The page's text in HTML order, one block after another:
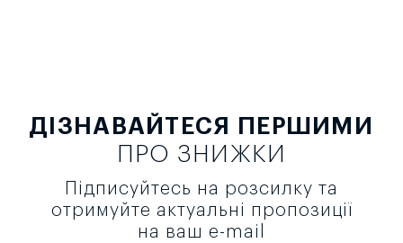
ДІЗНАВАЙТЕСЯ ПЕРШИМИ
ПРО ЗНИЖКИ
Підписуйтесь на розсилку та
отримуйте актуальні пропозиції
на ваш e-mail